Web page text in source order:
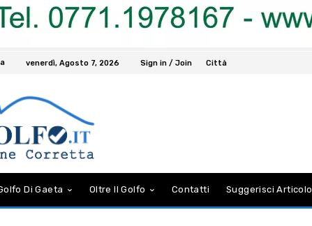
venerdì, Agosto 7, 2026 Sign in / Join Città
Di Gaeta Oltre Il Golfo Contatti Suggerisci Articolo